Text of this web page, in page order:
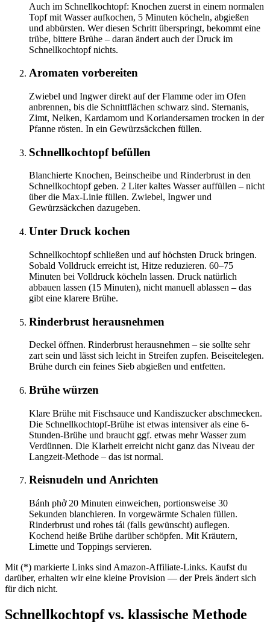
Auch im Schnellkochtopf: Knochen zuerst in einem normalen
Topf mit Wasser aufkochen, 5 Minuten köcheln, abgießen
und abbürsten. Wer diesen Schritt überspringt, bekommt eine
trübe, bittere Brühe – daran ändert auch der Druck im
Schnellkochtopf nichts.
Aromaten vorbereiten
Zwiebel und Ingwer direkt auf der Flamme oder im Ofen
anbrennen, bis die Schnittflächen schwarz sind. Sternanis,
Zimt, Nelken, Kardamom und Koriandersamen trocken in der
Pfanne rösten. In ein Gewürzsäckchen füllen.
Schnellkochtopf befüllen
Blanchierte Knochen, Beinscheibe und Rinderbrust in den
Schnellkochtopf geben. 2 Liter kaltes Wasser auffüllen – nicht
über die Max-Linie füllen. Zwiebel, Ingwer und
Gewürzsäckchen dazugeben.
Unter Druck kochen
Schnellkochtopf schließen und auf höchsten Druck bringen.
Sobald Volldruck erreicht ist, Hitze reduzieren. 60–75
Minuten bei Volldruck köcheln lassen. Druck natürlich
abbauen lassen (15 Minuten), nicht manuell ablassen – das
gibt eine klarere Brühe.
Rinderbrust herausnehmen
Deckel öffnen. Rinderbrust herausnehmen – sie sollte sehr
zart sein und lässt sich leicht in Streifen zupfen. Beiseitelegen.
Brühe durch ein feines Sieb abgießen und entfetten.
Brühe würzen
Klare Brühe mit Fischsauce und Kandiszucker abschmecken.
Die Schnellkochtopf-Brühe ist etwas intensiver als eine 6-
Stunden-Brühe und braucht ggf. etwas mehr Wasser zum
Verdünnen. Die Klarheit erreicht nicht ganz das Niveau der
Langzeit-Methode – das ist normal.
Reisnudeln und Anrichten
Bánh phở 20 Minuten einweichen, portionsweise 30
Sekunden blanchieren. In vorgewärmte Schalen füllen.
Rinderbrust und rohes tái (falls gewünscht) auflegen.
Kochend heiße Brühe darüber schöpfen. Mit Kräutern,
Limette und Toppings servieren.
Mit (*) markierte Links sind Amazon-Affiliate-Links. Kaufst du
darüber, erhalten wir eine kleine Provision — der Preis ändert sich
für dich nicht.
Schnellkochtopf vs. klassische Methode